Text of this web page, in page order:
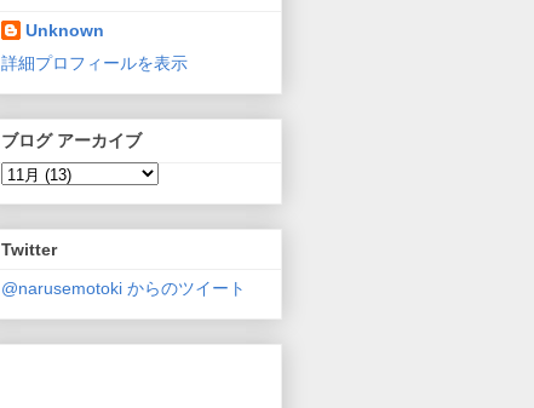
Unknown
詳細プロフィールを表示
ブログ アーカイブ
Twitter
@narusemotoki からのツイート